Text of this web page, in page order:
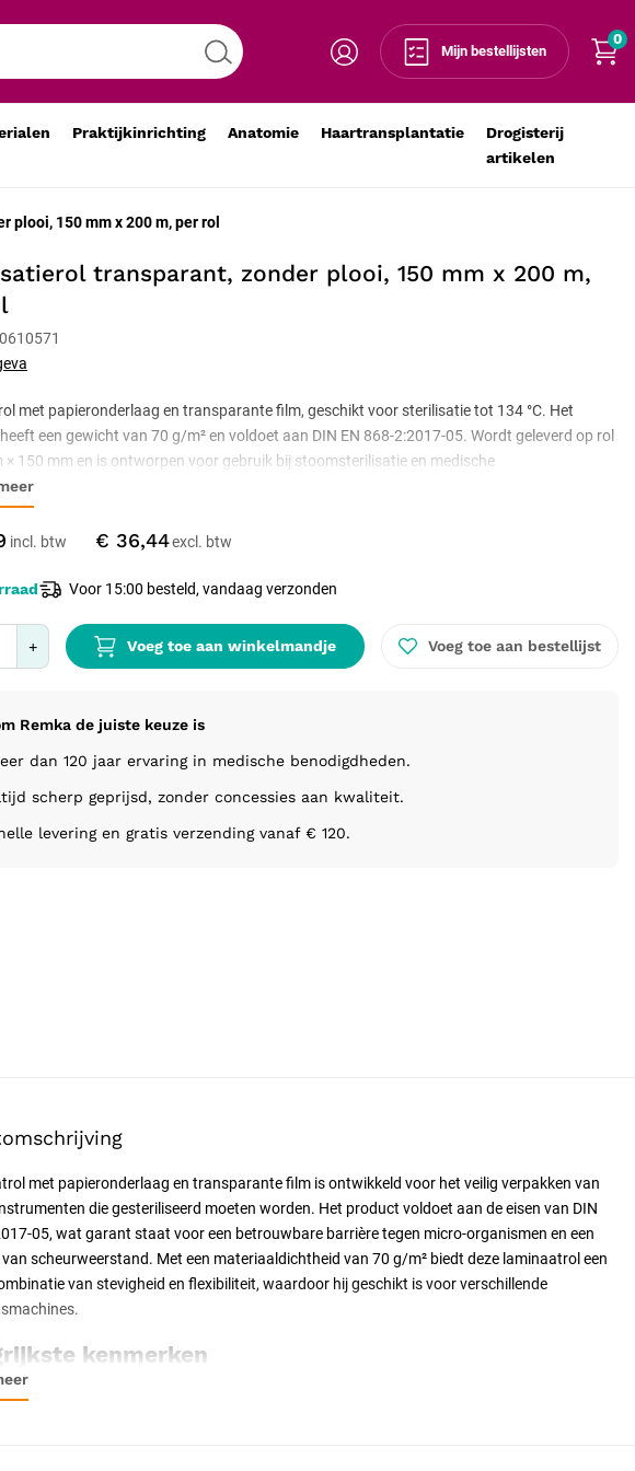
Mijn bestellijsten
0
Praktijkinrichting Anatomie Haartransplantatie
Drogisterij
artikelen
150 mm x 200 m, per rol
transparant, zonder plooi, 150 mm x 200 m,
€ 36,44
- Voeg toe aan winkelmandje
+ Voeg toe aan winkelmandje Voeg toe aan bestellijst
Remka de juiste keuze is
dan 120 jaar ervaring in medische benodigdheden.
scherp geprijsd, zonder concessies aan kwaliteit.
levering en gratis verzending vanaf € 120.
Voor 15:00 besteld, vandaag verzonden
met papieronderlaag en transparante film, geschikt voor sterilisatie tot 134 °C. Het
een gewicht van 70 g/m² en voldoet aan DIN EN 868-2:2017-05. Wordt geleverd op rol
× 150 mm en is ontworpen voor gebruik bij stoomsterilisatie en medische
met papieronderlaag en transparante film is ontwikkeld voor het veilig verpakken van
die gesteriliseerd moeten worden. Het product voldoet aan de eisen van DIN
05, wat garant staat voor een betrouwbare barrière tegen micro-organismen en een
van scheurweerstand. Met een materiaaldichtheid van 70 g/m² biedt deze laminaatrol een
van stevigheid en flexibiliteit, waardoor hij geschikt is voor verschillende
kenmerken
film met papieronderlaag